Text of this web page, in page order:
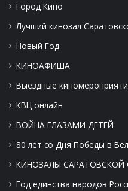
Город Кино
Лучший кинозал
Новый Год
КИНОАФИША
Выездные
КВЦ онлайн
ВОЙНА ГЛАЗАМИ ДЕТЕЙ
80 лет со Дня Победы в
КИНОЗАЛЫ САРАТОВСКОЙ
Год единства народов